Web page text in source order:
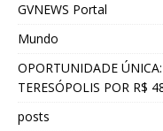
GVNEWS Portal
Mundo
OPORTUNIDADE
TERESÓPOLIS POR R$
posts